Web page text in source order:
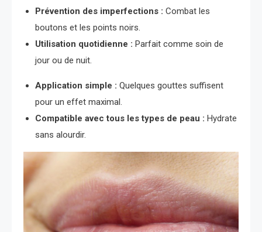
Prévention des imperfections : Combat les
boutons et les points noirs.
Utilisation quotidienne : Parfait comme soin de
jour ou de nuit.
Application simple : Quelques gouttes suffisent
pour un effet maximal.
Compatible avec tous les types de peau : Hydrate
sans alourdir.